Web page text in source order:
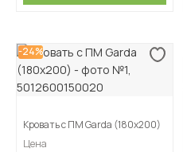
-24%
Кровать с ПМ Garda (180х200)
Цена